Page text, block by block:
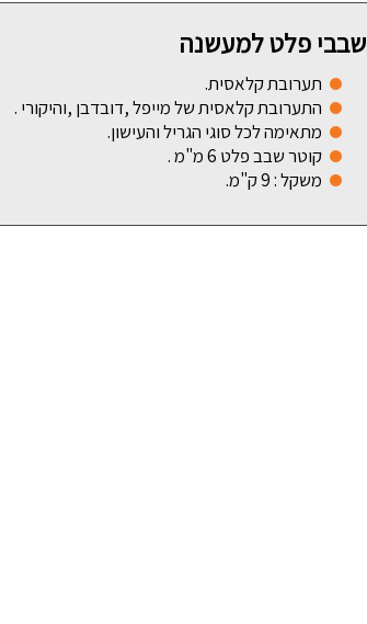
שבבי פלט למעשנה
תערובת קלאסית.
התערובת קלאסית של מייפל ,דובדבן ,והיקורי .
מתאימה לכל סוגי הגריל והעישון.
קוטר שבב פלט 6 מ"מ .
משקל : 9 ק"מ.